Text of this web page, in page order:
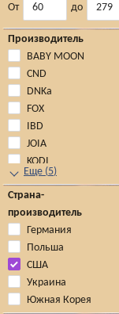
От до
Производитель
BABY MOON
CND
DNKa
FOX
IBD
JOIA
KODI
Еще (5)
Страна-
производитель
Германия
Польша
США
Украина
Южная Корея